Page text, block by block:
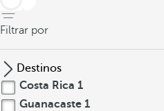
Filtrar por
Destinos
Costa Rica 1
Guanacaste 1